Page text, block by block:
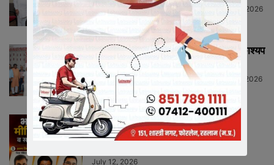
HIGHLIGHTS Neeraj Barmecha July 13, 2026
राष्ट्रीय कार्याध्यक्ष व कैबिनेट मंत्री चेतन्य काश्यप
ने किया क्रीड़ा-भारती की...
HIGHLIGHTS Neeraj Barmecha July 12, 2026
भारतीय जनता पार्टी रतलाम जिले में नई
जिम्मेदारियों का ऐलान, ...
July 12, 2026